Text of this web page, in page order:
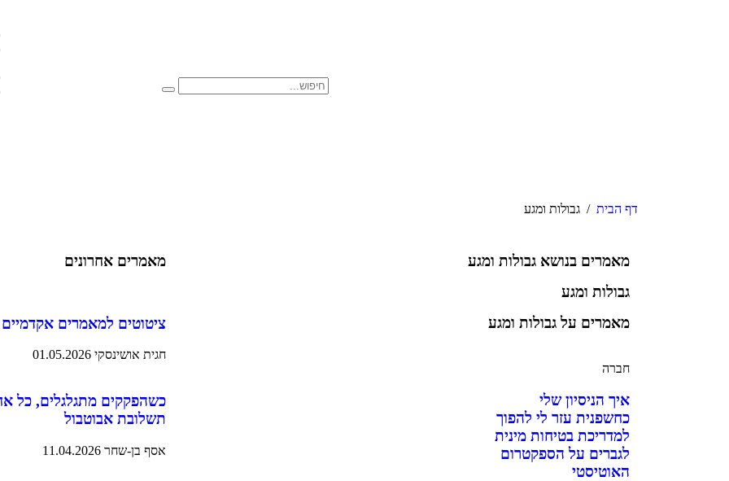
דף הבית / גבולות ומגע
מאמרים בנושא גבולות ומגע
גבולות ומגע
מאמרים על גבולות ומגע
חברה
איך הניסיון שלי
כחשפנית עזר לי להפוך
למדריכת בטיחות מינית
לגברים על הספקטרום
האוטיסטי
מאמרים אחרונים
ציטוטים למאמרים
חגית אושינסקי 01.05.2026
כשהפקקים מתגלגלים, כל
תשלובת אבוטבול
אסף בן-שחר 11.04.2026